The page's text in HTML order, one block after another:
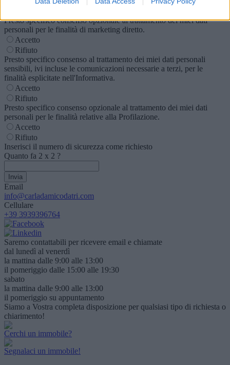
Presto specifico consenso opzionale al trattamento dei miei dati
personali per le finalità di marketing diretto.
Accetto
Rifiuto
Presto specifico consenso al trattamento dei miei dati personali
sensibili, ivi incluse le comunicazioni necessarie a terzi, per le
finalità esplicitate nell'Informativa.
Accetto
Rifiuto
Presto specifico consenso opzionale al trattamento dei miei dati
personali per le finalità relative alla Profilazione.
Accetto
Rifiuto
Inserisci il numero di sicurezza come richiesto
Quanto fa 2 x 2 ?
Email
info@carladamicodatri.com
Cellulare
+39 3939396764
Saremo contattabili per ricevere email e chiamate
dal lunedì al venerdì
la mattina dalle 9:00 alle 13:00
il pomeriggio dalle 15:00 alle 19:30
sabato
la mattina dalle 9:00 alle 13:00
il pomeriggio su appuntamento
Siamo a Vostra completa disposizione per qualsiasi tipo di richiesta o
chiarimento!
Cerchi un immobile?
Segnalaci un immobile!